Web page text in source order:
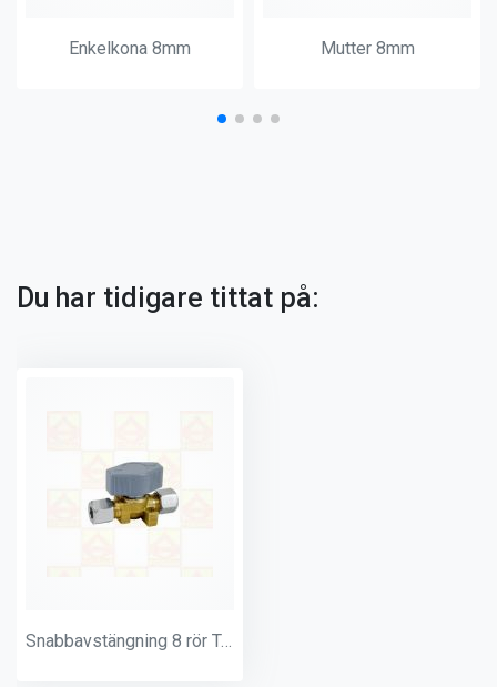
Enkelkona 8mm Mutter 8mm
Du har tidigare tittat på:
Snabbavstängning 8 rör Truma